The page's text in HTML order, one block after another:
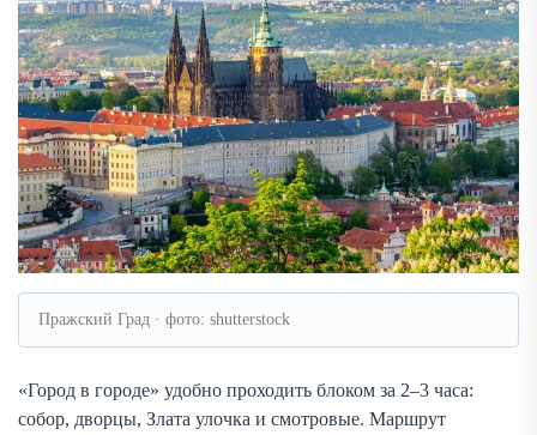
Пражский Град · фото: shutterstock
«Город в городе» удобно проходить блоком за 2–3 часа:
собор, дворцы, Злата улочка и смотровые. Маршрут